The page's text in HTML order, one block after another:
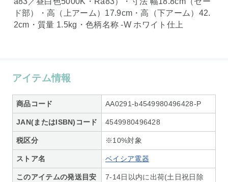
ド部）・高（上アーム）17.9cm・高（下アーム）42.
2cm・質量 1.5kg・色柄名称 -W ホワイト仕上
アイテム情報
商品コード AA0291-b4549980496428-P
JAN(またはISBN)コード 4549980496428
税区分 ※10%対象
ストア名 ベイシア電器
このアイテムの発送目安
7-14日以内に出荷(土日祝日除